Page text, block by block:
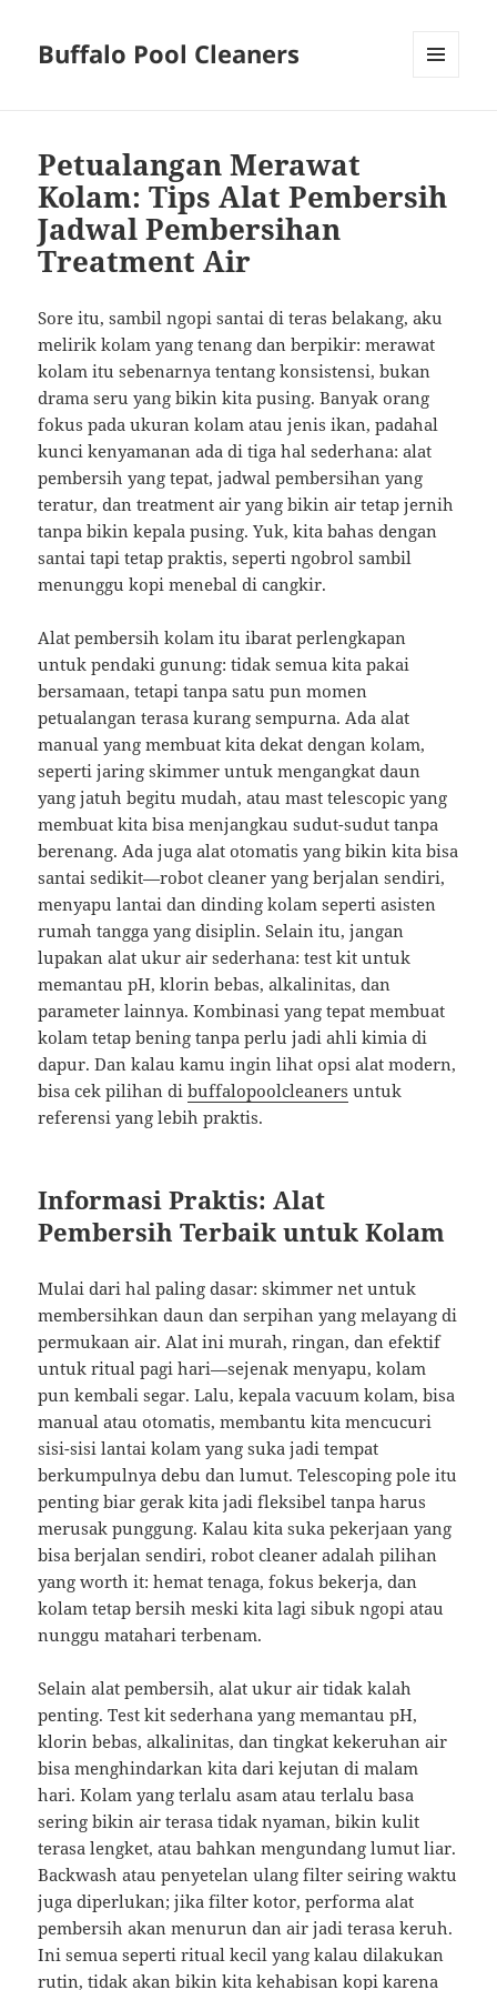
Buffalo Pool Cleaners
Petualangan Merawat
Kolam: Tips Alat Pembersih
Jadwal Pembersihan
Treatment Air
Sore itu, sambil ngopi santai di teras belakang, aku
melirik kolam yang tenang dan berpikir: merawat
kolam itu sebenarnya tentang konsistensi, bukan
drama seru yang bikin kita pusing. Banyak orang
fokus pada ukuran kolam atau jenis ikan, padahal
kunci kenyamanan ada di tiga hal sederhana: alat
pembersih yang tepat, jadwal pembersihan yang
teratur, dan treatment air yang bikin air tetap jernih
tanpa bikin kepala pusing. Yuk, kita bahas dengan
santai tapi tetap praktis, seperti ngobrol sambil
menunggu kopi menebal di cangkir.
Alat pembersih kolam itu ibarat perlengkapan
untuk pendaki gunung: tidak semua kita pakai
bersamaan, tetapi tanpa satu pun momen
petualangan terasa kurang sempurna. Ada alat
manual yang membuat kita dekat dengan kolam,
seperti jaring skimmer untuk mengangkat daun
yang jatuh begitu mudah, atau mast telescopic yang
membuat kita bisa menjangkau sudut-sudut tanpa
berenang. Ada juga alat otomatis yang bikin kita bisa
santai sedikit—robot cleaner yang berjalan sendiri,
menyapu lantai dan dinding kolam seperti asisten
rumah tangga yang disiplin. Selain itu, jangan
lupakan alat ukur air sederhana: test kit untuk
memantau pH, klorin bebas, alkalinitas, dan
parameter lainnya. Kombinasi yang tepat membuat
kolam tetap bening tanpa perlu jadi ahli kimia di
dapur. Dan kalau kamu ingin lihat opsi alat modern,
bisa cek pilihan dibuffalopoolcleaners untuk
referensi yang lebih praktis.
Informasi Praktis: Alat
Pembersih Terbaik untuk Kolam
Mulai dari hal paling dasar: skimmer net untuk
membersihkan daun dan serpihan yang melayang di
permukaan air. Alat ini murah, ringan, dan efektif
untuk ritual pagi hari—sejenak menyapu, kolam
pun kembali segar. Lalu, kepala vacuum kolam, bisa
manual atau otomatis, membantu kita mencucuri
sisi-sisi lantai kolam yang suka jadi tempat
berkumpulnya debu dan lumut. Telescoping pole itu
penting biar gerak kita jadi fleksibel tanpa harus
merusak punggung. Kalau kita suka pekerjaan yang
bisa berjalan sendiri, robot cleaner adalah pilihan
yang worth it: hemat tenaga, fokus bekerja, dan
kolam tetap bersih meski kita lagi sibuk ngopi atau
nunggu matahari terbenam.
Selain alat pembersih, alat ukur air tidak kalah
penting. Test kit sederhana yang memantau pH,
klorin bebas, alkalinitas, dan tingkat kekeruhan air
bisa menghindarkan kita dari kejutan di malam
hari. Kolam yang terlalu asam atau terlalu basa
sering bikin air terasa tidak nyaman, bikin kulit
terasa lengket, atau bahkan mengundang lumut liar.
Backwash atau penyetelan ulang filter seiring waktu
juga diperlukan; jika filter kotor, performa alat
pembersih akan menurun dan air jadi terasa keruh.
Ini semua seperti ritual kecil yang kalau dilakukan
rutin, tidak akan bikin kita kehabisan kopi karena